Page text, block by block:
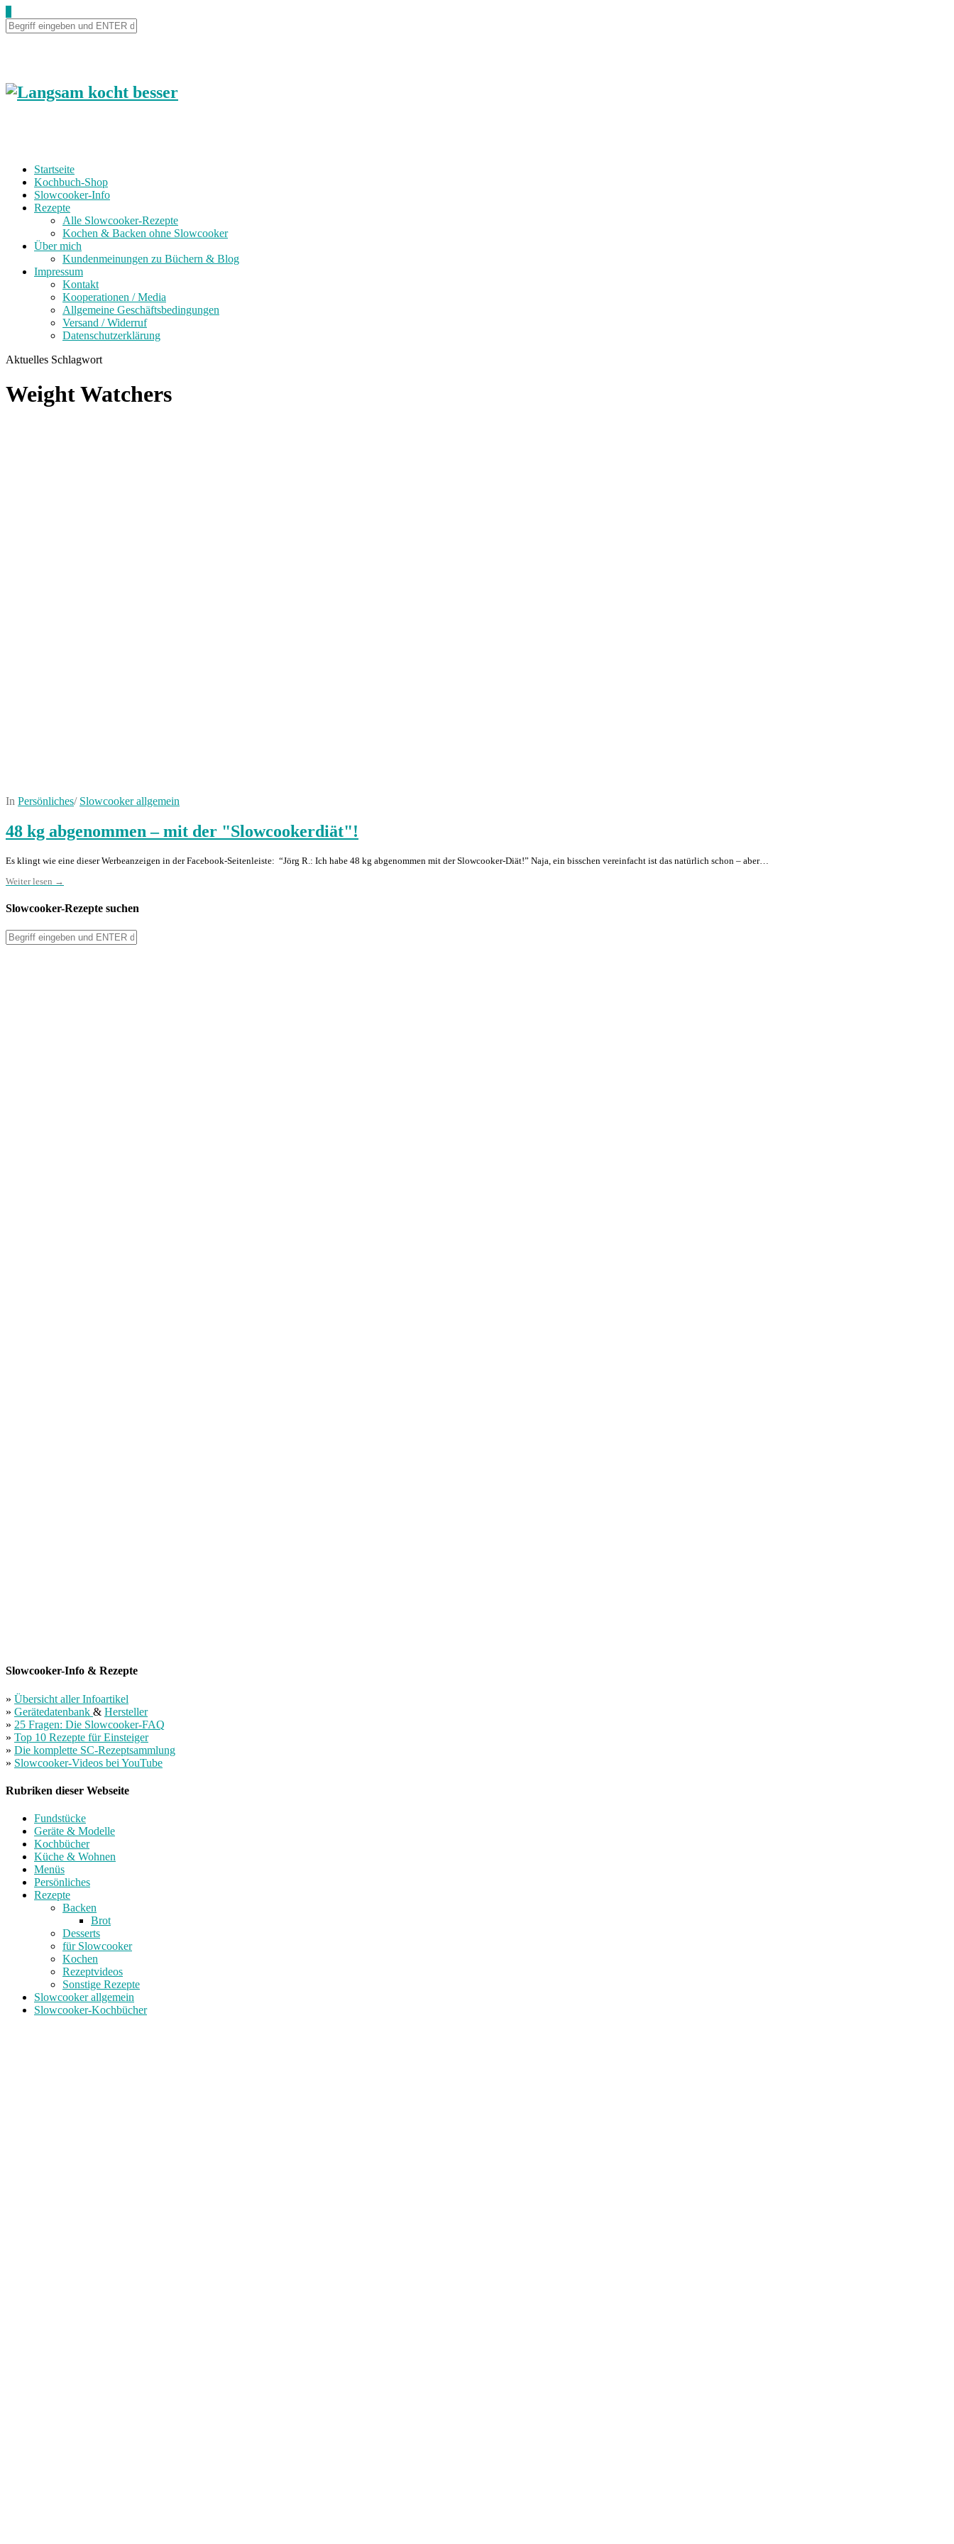
Startseite
Kochbuch-Shop
Slowcooker-Info
Rezepte
Alle Slowcooker-Rezepte
Kochen & Backen ohne Slowcooker
Über mich
Kundenmeinungen zu Büchern & Blog
Impressum
Kontakt
Kooperationen / Media
Allgemeine Geschäftsbedingungen
Versand / Widerruf
Datenschutzerklärung
Aktuelles Schlagwort
Weight Watchers
In Persönliches/ Slowcooker allgemein
48 kg abgenommen – mit der "Slowcookerdiät"!
Es klingt wie eine dieser Werbeanzeigen in der Facebook-Seitenleiste: “Jörg R.: Ich habe 48 kg abgenommen mit der Slowcooker-Diät!” Naja, ein bisschen vereinfacht ist das natürlich schon – aber…
Weiter lesen →
Slowcooker-Rezepte suchen
Slowcooker-Info & Rezepte
» Übersicht aller Infoartikel
» Gerätedatenbank & Hersteller
» 25 Fragen: Die Slowcooker-FAQ
» Top 10 Rezepte für Einsteiger
» Die komplette SC-Rezeptsammlung
» Slowcooker-Videos bei YouTube
Rubriken dieser Webseite
Fundstücke
Geräte & Modelle
Kochbücher
Küche & Wohnen
Menüs
Persönliches
Rezepte
Backen
Brot
Desserts
für Slowcooker
Kochen
Rezeptvideos
Sonstige Rezepte
Slowcooker allgemein
Slowcooker-Kochbücher